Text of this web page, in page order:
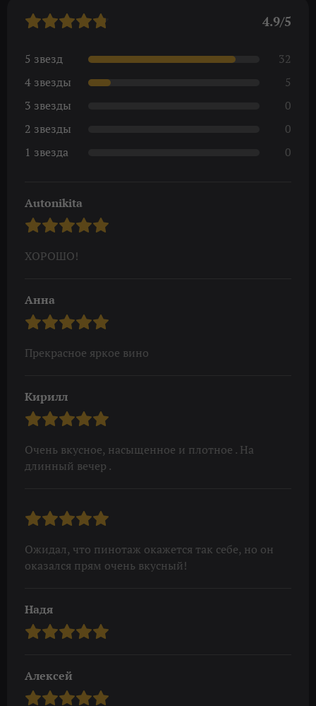
4.9/5
5 звезд
32
4 звезды
5
3 звезды
0
2 звезды
0
1 звезда
0
Autonikita
ХОРОШО!
Анна
Прекрасное яркое вино
Кирилл
Очень вкусное, насыщенное и плотное . На
длинный вечер .
Ожидал, что пинотаж окажется так себе, но он
оказался прям очень вкусный!
Надя
Алексей